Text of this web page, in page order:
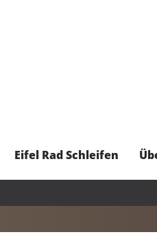
Eifel Rad Schleifen